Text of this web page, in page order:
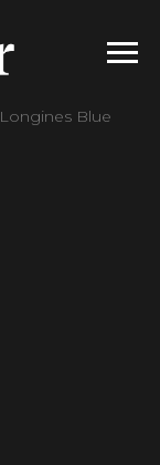
Longines Blue